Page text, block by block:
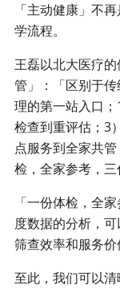
「主动健康」不
学流程。
王磊以北大医疗
管」：「区别于
理的第一站入口
检查到重评估；3
点服务到全家共
检，全家参考，三
「一份体检，全
度数据的分析，
筛查效率和服务价
至此，我们可以清